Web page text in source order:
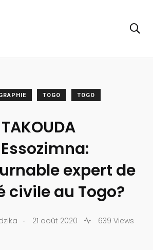
TOGO TOGO
expert de
civile au Togo?
. 21 août 2020
639 Views